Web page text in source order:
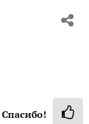
Спасибо!